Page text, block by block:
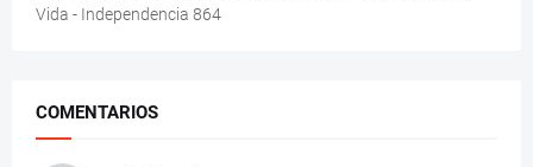
Vida - Independencia 864
COMENTARIOS